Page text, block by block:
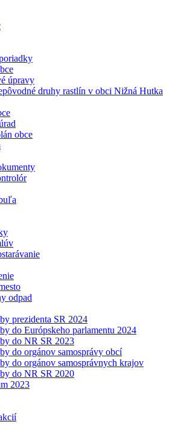
úpravy
druhy rastlín v obci Nižná Hutka
obce
odpad
prezidenta SR 2024
do Európskeho parlamentu 2024
do NR SR 2023
do orgánov samosprávy obcí
do orgánov samosprávnych krajov
do NR SR 2020
2023